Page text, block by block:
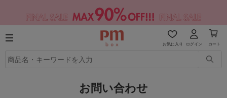
お気に入り ログイン カート
お問い合わせ